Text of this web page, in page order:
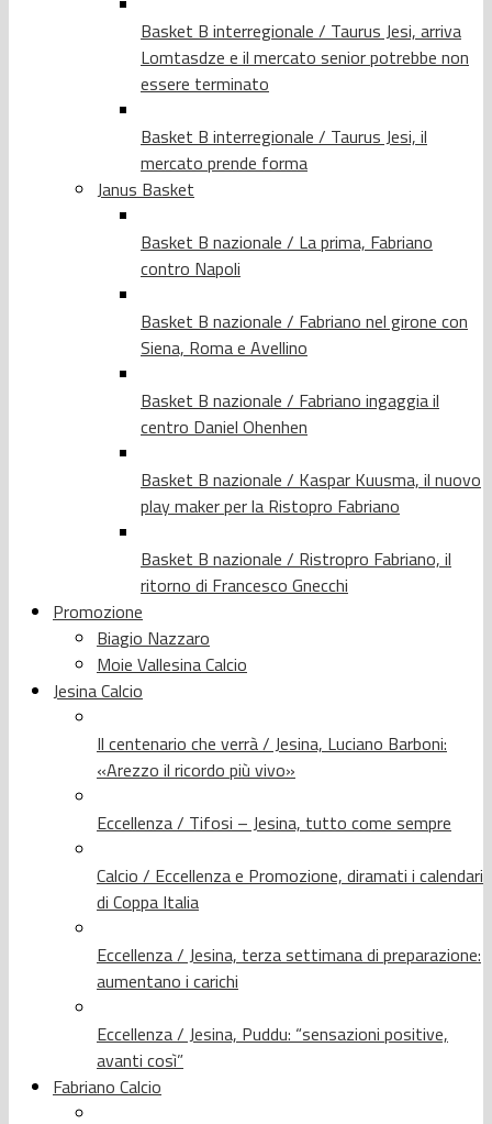
Basket B interregionale / Taurus Jesi, arriva
Lomtasdze e il mercato senior potrebbe non
essere terminato
Basket B interregionale / Taurus Jesi, il
mercato prende forma
Janus Basket
Basket B nazionale / La prima, Fabriano
contro Napoli
Basket B nazionale / Fabriano nel girone con
Siena, Roma e Avellino
Basket B nazionale / Fabriano ingaggia il
centro Daniel Ohenhen
Basket B nazionale / Kaspar Kuusma, il nuovo
play maker per la Ristopro Fabriano
Basket B nazionale / Ristropro Fabriano, il
ritorno di Francesco Gnecchi
Promozione
Biagio Nazzaro
Moie Vallesina Calcio
Jesina Calcio
Il centenario che verrà / Jesina, Luciano Barboni:
«Arezzo il ricordo più vivo»
Eccellenza / Tifosi – Jesina, tutto come sempre
Calcio / Eccellenza e Promozione, diramati i calendari
di Coppa Italia
Eccellenza / Jesina, terza settimana di preparazione:
aumentano i carichi
Eccellenza / Jesina, Puddu: “sensazioni positive,
avanti così”
Fabriano Calcio